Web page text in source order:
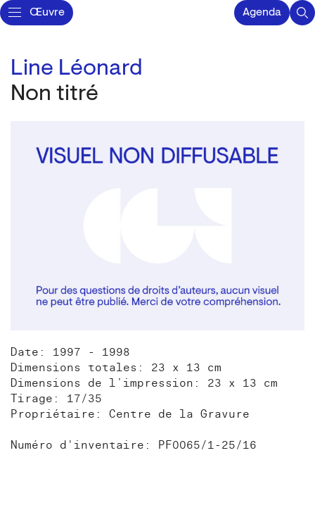
Œuvre Agenda
Line Léonard
Non titré
Date: 1997 - 1998
Dimensions totales: 23 x 13 cm
Dimensions de l’impression: 23 x 13 cm
Tirage: 17/35
Propriétaire: Centre de la Gravure
Numéro d'inventaire: PF0065/1-25/16